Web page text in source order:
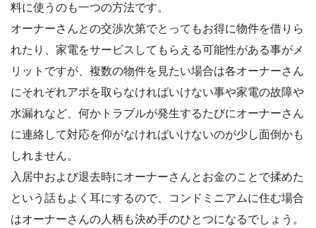
料に使うのも一つの方法です。
オーナーさんとの交渉次第でとってもお得に物件を借りら
れたり、家電をサービスしてもらえる可能性がある事がメ
リットですが、複数の物件を見たい場合は各オーナーさん
にそれぞれアポを取らなければいけない事や家電の故障や
水漏れなど、何かトラブルが発生するたびにオーナーさん
に連絡して対応を仰がなければいけないのが少し面倒かも
しれません。
入居中および退去時にオーナーさんとお金のことで揉めた
という話もよく耳にするので、コンドミニアムに住む場合
はオーナーさんの人柄も決め手のひとつになるでしょう。